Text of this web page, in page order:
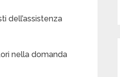
dell’assistenza
nella domanda